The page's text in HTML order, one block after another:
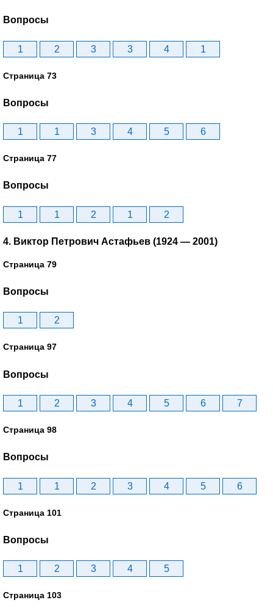
Вопросы
1 2 3 3 4 1
Страница 73
Вопросы
1 1 3 4 5 6
Страница 77
Вопросы
1 1 2 1 2
4. Виктор Петрович Астафьев (1924 — 2001)
Страница 79
Вопросы
1 2
Страница 97
Вопросы
1 2 3 4 5 6 7
Страница 98
Вопросы
1 1 2 3 4 5 6
Страница 101
Вопросы
1 2 3 4 5
Страница 103